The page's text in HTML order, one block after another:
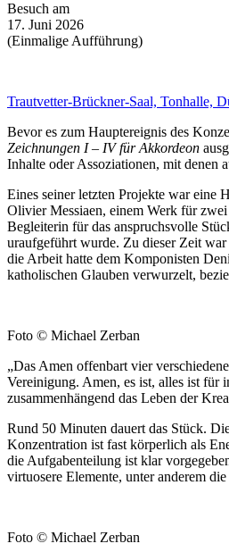
Besuch am
17. Juni 2026
(Einmalige Aufführung)
Trautvetter-Brückner-Saal, Tonhalle,
Bevor es zum Hauptereignis des
Zeichnungen I – IV für Akkordeon
Inhalte oder Assoziationen, mit denen
Eines seiner letzten Projekte war eine
Olivier Messiaen, einem Werk für
Begleiterin für das anspruchsvolle
uraufgeführt wurde. Zu dieser Zeit
die Arbeit hatte dem Komponisten
katholischen Glauben verwurzelt,
Foto © Michael Zerban
„Das Amen offenbart vier
Vereinigung. Amen, es ist, alles ist für
zusammenhängend das Leben der
Rund 50 Minuten dauert das Stück.
Konzentration ist fast körperlich als
die Aufgabenteilung ist klar
virtuosere Elemente, unter anderem
Foto © Michael Zerban